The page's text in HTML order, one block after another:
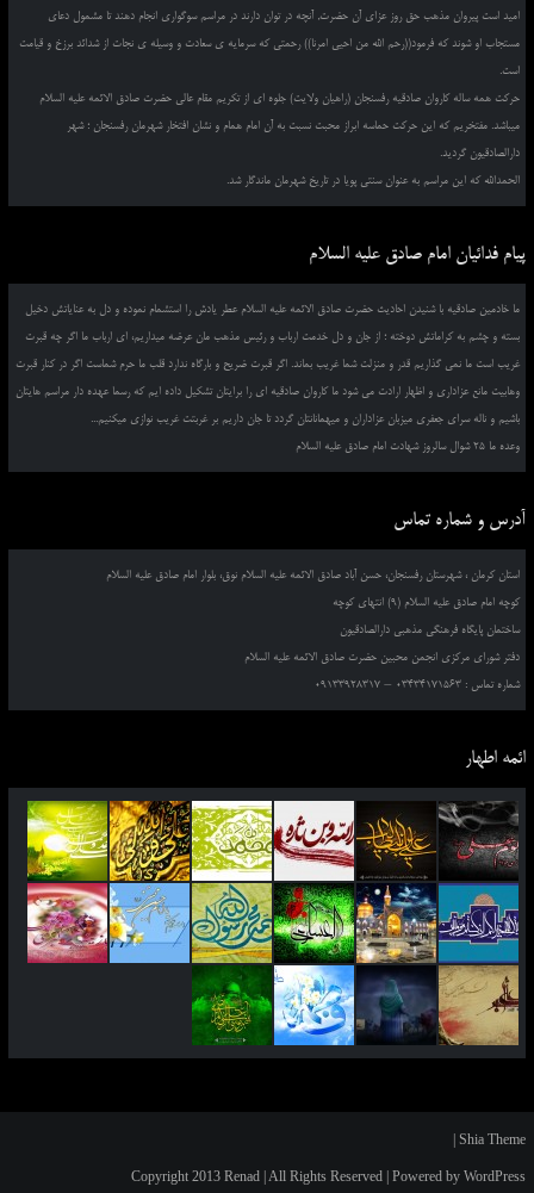
امید است پیروان مذهب حق روز عزای آن حضرت, آنچه در توان دارند در مراسم سوگواری انجام دهند تا مشمول دعای
مستجاب او شوند که فرمود((رحم الله من احیی امرنا)) رحمتی که سرمایه ی سعادت و وسیله ی نجات از شدائد برزخ و قیامت
است.
حرکت همه ساله کاروان صادقیه رفسنجان (راهیان ولایت) جلوه ای از تکریم مقام عالی حضرت صادق الائمه علیه السلام
میباشد. مفتخریم که این حرکت حماسه ابراز محبت نسبت به آن امام همام و نشان افتخار شهرمان رفسنجان ؛ شهر
دارالصادقیون گردید.
الحمدالله که این مراسم به عنوان سنتی پویا در تاریخ شهرمان ماندگار شد.
پیام فدائیان امام صادق علیه السلام
ما خادمین صادقیه با شنیدن احادیث حضرت صادق الائمه علیه السلام عطر یادش را استشمام نموده و دل به عنایاتش دخیل
بسته و چشم به کراماتش دوخته ؛ از جان و دل خدمت ارباب و رئیس مذهب مان عرضه میداریم، ای ارباب ما اگر چه قبرت
غریب است ما نمی گذاریم قدر و منزلت شما غریب بماند. اگر قبرت ضریح و بارگاه ندارد قلب ما حرم شماست اگر در کنار قبرت
وهابیت مانع عزاداری و اظهار ارادت می شود ما کاروان صادقیه ای را برایتان تشکیل داده ایم که رسما عهده دار مراسم هایتان
باشیم و ناله سرای جعفری میزبان عزاداران و میهمانانتان گردد تا جان داریم بر غربتت غریب نوازی میکنیم...
وعده ما 25 شوال سالروز شهادت امام صادق علیه السلام
آدرس و شماره تماس
استان کرمان ، شهرستان رفسنجان، حسن آباد صادق الائمه علیه السلام نوق، بلوار امام صادق علیه السلام
کوچه امام صادق علیه السلام (9) انتهای کوچه
ساختمان پایگاه فرهنگی مذهبی دارالصادقیون
دفتر شورای مرکزی انجمن محبین حضرت صادق الائمه علیه السلام
شماره تماس : 03434171563 – 09133928317
ائمه اطهار
Shia Theme
|
Copyright 2013 Renad | All Rights Reserved | Powered by WordPress